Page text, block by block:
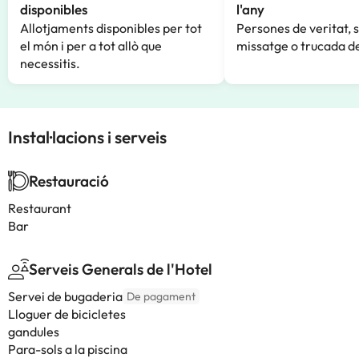
disponibles
Allotjaments disponibles per tot
el món i per a tot allò que
necessitis.
l'any
Persones de veritat,
missatge o trucada
Instal·lacions i serveis
Restauració
Restaurant
Bar
Serveis Generals de l'Hotel
Servei de bugaderia De pagament
Lloguer de bicicletes
gandules
Para-sols a la piscina